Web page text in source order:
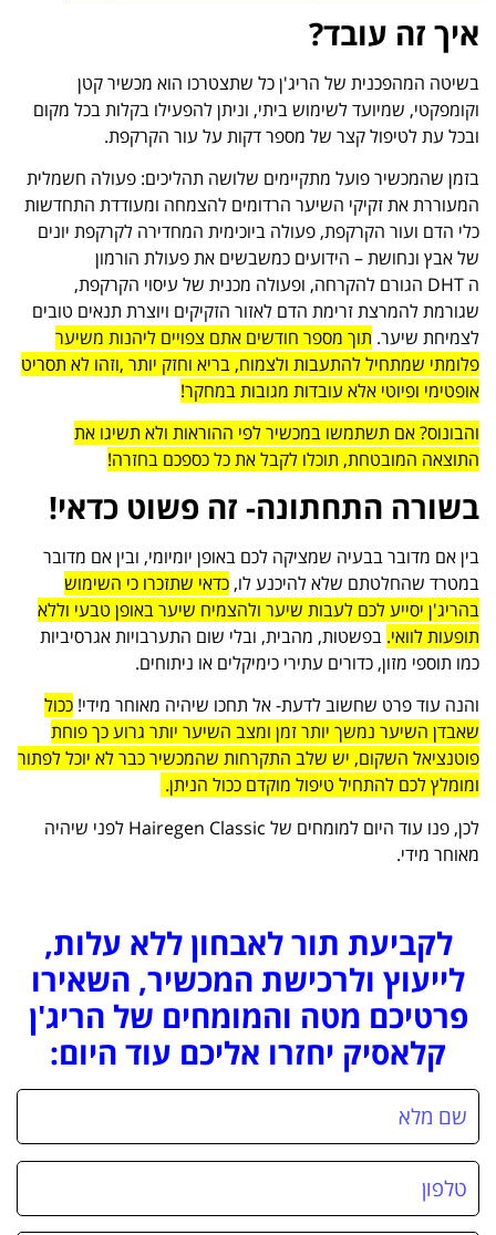
איך זה עובד?
בשיטה המהפכנית של הריג'ן כל שתצטרכו הוא מכשיר קטן
וקומפקטי, שמיועד לשימוש ביתי, וניתן להפעילו בקלות בכל מקום
ובכל עת לטיפול קצר של מספר דקות על עור הקרקפת.
בזמן שהמכשיר פועל מתקיימים שלושה תהליכים: פעולה חשמלית
המעוררת את זקיקי השיער הרדומים להצמחה ומעודדת התחדשות
כלי הדם ועור הקרקפת, פעולה ביוכימית המחדירה לקרקפת יונים
של אבץ ונחושת – הידועים כמשבשים את פעולת הורמון
ה DHT הגורם להקרחה, ופעולה מכנית של עיסוי הקרקפת,
שגורמת להמרצת זרימת הדם לאזור הזקיקים ויוצרת תנאים טובים
לצמיחת שיער. תוך מספר חודשים אתם צפויים ליהנות משיער
פלומתי שמתחיל להתעבות ולצמוח, בריא וחזק יותר ,וזהו לא תסריט
אופטימי ופיוטי אלא עובדות מגובות במחקר!
והבונוס? אם תשתמשו במכשיר לפי ההוראות ולא תשיגו את
התוצאה המובטחת, תוכלו לקבל את כל כספכם בחזרה!
בשורה התחתונה- זה פשוט כדאי!
בין אם מדובר בבעיה שמציקה לכם באופן יומיומי, ובין אם מדובר
במטרד שהחלטתם שלא להיכנע לו, כדאי שתזכרו כי השימוש
בהריג'ן יסייע לכם לעבות שיער ולהצמיח שיער באופן טבעי וללא
תופעות לוואי. בפשטות, מהבית, ובלי שום התערבויות אגרסיביות
כמו תוספי מזון, כדורים עתירי כימיקלים או ניתוחים.
והנה עוד פרט שחשוב לדעת- אל תחכו שיהיה מאוחר מידי! ככול
שאבדן השיער נמשך יותר זמן ומצב השיער יותר גרוע כך פוחת
פוטנציאל השקום, יש שלב התקרחות שהמכשיר כבר לא יוכל לפתור
ומומלץ לכם להתחיל טיפול מוקדם ככול הניתן.
לכן, פנו עוד היום למומחים של Hairegen Classic לפני שיהיה
מאוחר מידי.
לקביעת תור לאבחון ללא עלות,
לייעוץ ולרכישת המכשיר, השאירו
פרטיכם מטה והמומחים של הריג'ן
קלאסיק יחזרו אליכם עוד היום: